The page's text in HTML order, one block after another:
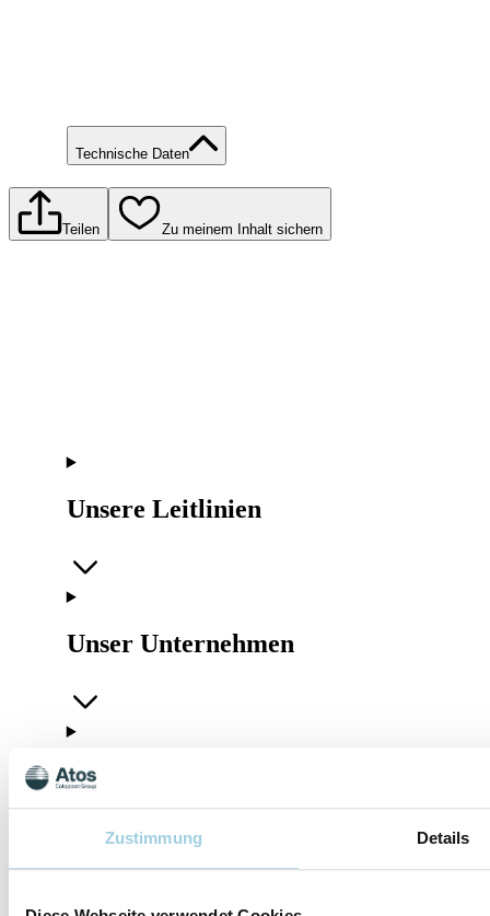
Zustimmung Details
Technische Daten
Teilen Zu meinem Inhalt sichern
Unsere Leitlinien
Unser Unternehmen
Rechtliches